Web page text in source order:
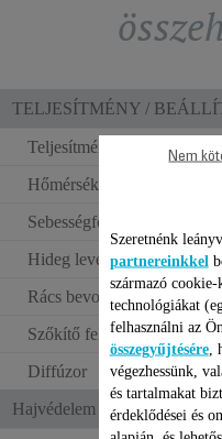
TELJESÍTMÉNY /
Teljesítmény
Hőmérséklet-beállítás
Sebességfokozatok
Hideg levegő fújása
Rács bevonata
Szőkítő feltét
Diffúzor
Hajvédelem és ergonómia
Szeretnénk
partnereinkkel
származó
technológiákat
felhasználni az
összegyűjtésére,
végezhessünk,
és tartalmakat
érdeklődései és
Nem